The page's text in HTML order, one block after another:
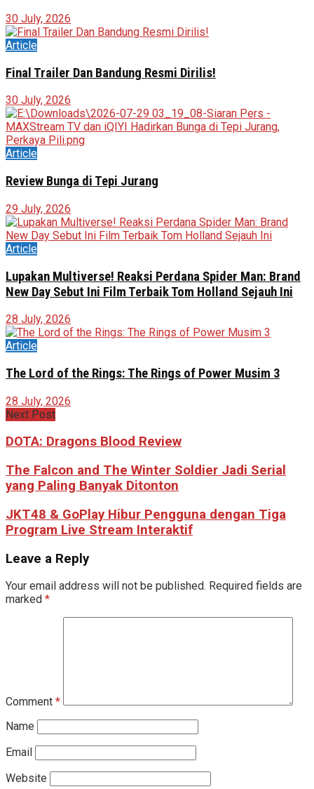
30 July, 2026
Article
Final Trailer Dan Bandung Resmi Dirilis!
30 July, 2026
Article
Review Bunga di Tepi Jurang
29 July, 2026
Article
Lupakan Multiverse! Reaksi Perdana Spider Man: Brand
New Day Sebut Ini Film Terbaik Tom Holland Sejauh Ini
28 July, 2026
Article
The Lord of the Rings: The Rings of Power Musim 3
28 July, 2026
Next Post
DOTA: Dragons Blood Review
The Falcon and The Winter Soldier Jadi Serial
yang Paling Banyak Ditonton
JKT48 & GoPlay Hibur Pengguna dengan Tiga
Program Live Stream Interaktif
Leave a Reply
Your email address will not be published. Required fields are
marked *
Comment *
Name
Email
Website